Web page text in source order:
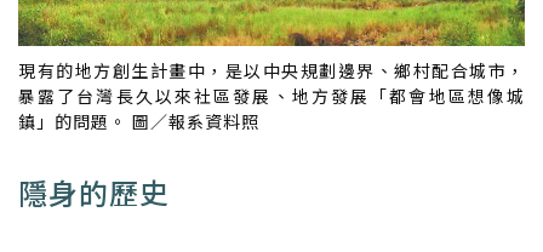
現有的地方創生計畫中，是以中央規劃邊界、鄉村配合城市，
暴露了台灣長久以來社區發展、地方發展「都會地區想像城
鎮」的問題。 圖／報系資料照
隱身的歷史